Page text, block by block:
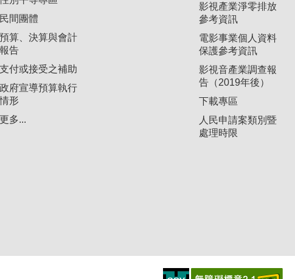
民間團體
預算、決算與會計
報告
支付或接受之補助
政府宣導預算執行
情形
更多...
影視產業淨零排放
參考資訊
電影事業個人資料
保護參考資訊
影視音產業調查報
告（2019年後）
下載專區
人民申請案類別暨
處理時限